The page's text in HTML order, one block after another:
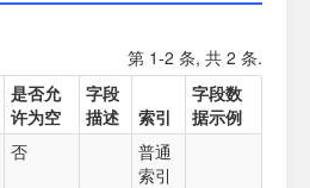
第 1-2 条, 共 2 条.
是否允
许为空
字段
描述
索引
字段数
据示例
否
普通
索引